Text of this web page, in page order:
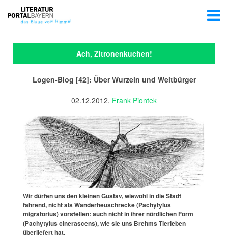
Ach, Zitronenkuchen!
Logen-Blog [42]: Über Wurzeln und Weltbürger
02.12.2012, Frank Piontek
Wir dürfen uns den kleinen Gustav, wiewohl in die Stadt
fahrend, nicht als Wanderheuschrecke (Pachytylus
migratorius) vorstellen: auch nicht in ihrer nördlichen Form
(Pachytylus cinerascens), wie sie uns Brehms Tierleben
überliefert hat.